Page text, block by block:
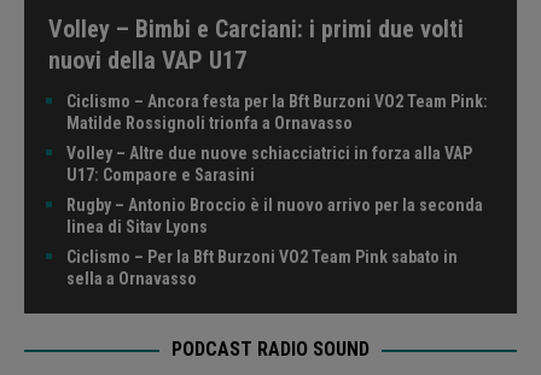
Volley – Bimbi e Carciani: i primi due volti
nuovi della VAP U17
Ciclismo – Ancora festa per la Bft Burzoni VO2 Team Pink:
Matilde Rossignoli trionfa a Ornavasso
Volley – Altre due nuove schiacciatrici in forza alla VAP
U17: Compaore e Sarasini
Rugby – Antonio Broccio è il nuovo arrivo per la seconda
linea di Sitav Lyons
Ciclismo – Per la Bft Burzoni VO2 Team Pink sabato in
sella a Ornavasso
PODCAST RADIO SOUND